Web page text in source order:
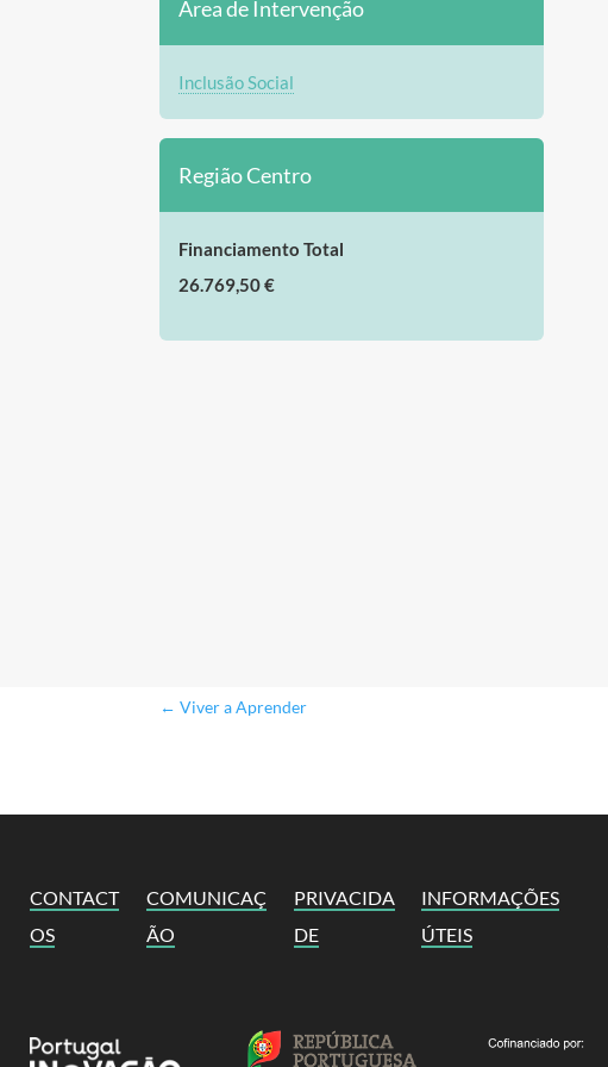
Área de Intervenção
Inclusão Social
Região Centro
Financiamento Total
26.769,50 €
← Viver a Aprender
CONTACT
OS
COMUNICAÇ
ÃO
PRIVACIDA
DE
INFORMAÇÕES
ÚTEIS